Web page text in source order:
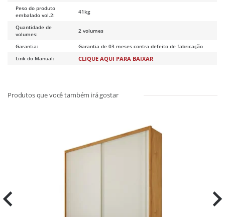
Peso do produto
embalado vol.2:
41kg
Quantidade de
volumes:
2 volumes
Garantia:
Garantia de 03 meses contra defeito de fabricação
Link do Manual:
CLIQUE AQUI PARA BAIXAR